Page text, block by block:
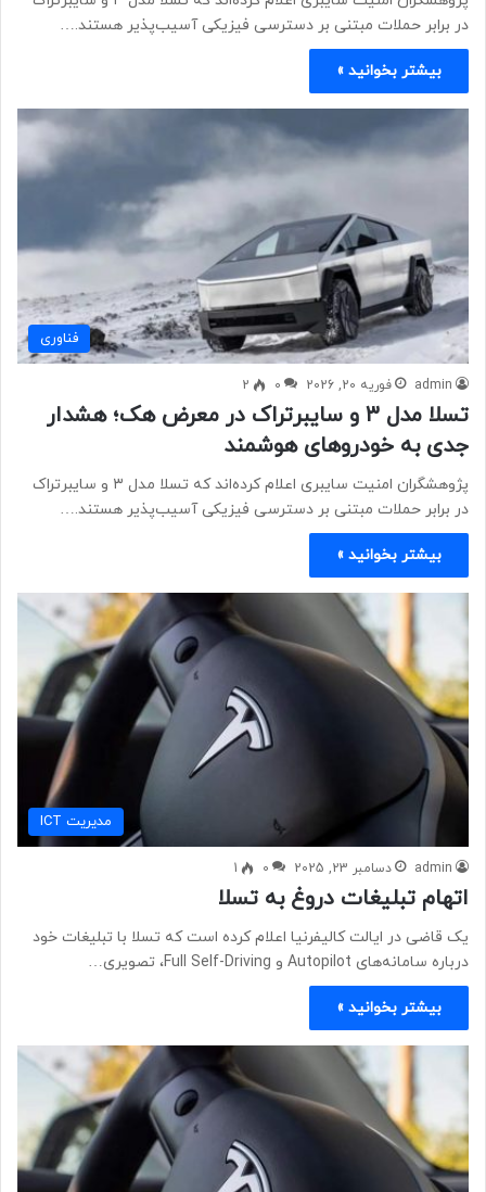
در برابر حملات مبتنی بر دسترسی فیزیکی آسیب‌پذیر هستند.…
بیشتر بخوانید »
فناوری
admin فوریه 20, 2026 0
2
تسلا مدل ۳ و سایبرتراک در معرض هک؛ هشدار
جدی به خودروهای هوشمند
پژوهشگران امنیت سایبری اعلام کرده‌اند که تسلا مدل ۳ و سایبرتراک
در برابر حملات مبتنی بر دسترسی فیزیکی آسیب‌پذیر هستند.…
بیشتر بخوانید »
مديريت ICT
admin دسامبر 23, 2025 0
1
اتهام تبلیغات دروغ به تسلا
یک قاضی در ایالت کالیفرنیا اعلام کرده است که تسلا با تبلیغات خود
درباره سامانه‌های Autopilot و Full Self-Driving، تصویری…
بیشتر بخوانید »